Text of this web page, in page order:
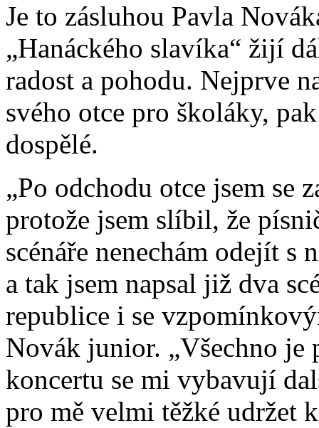
Je to zásluhou Pavla
„Hanáckého slavíka“ žijí
radost a pohodu. Nejprve
svého otce pro školáky,
dospělé.
„Po odchodu otce jsem se
protože jsem slíbil, že
scénáře nenechám odejít s
a tak jsem napsal již dva
republice i se
Novák junior. „Všechno je
koncertu se mi vybavují
pro mě velmi těžké udržet